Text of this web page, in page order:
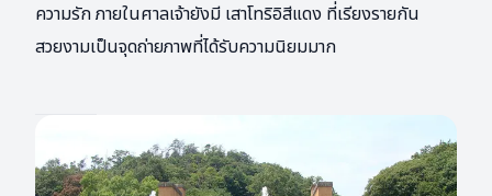
ความรัก ภายในศาลเจ้ายังมี เสาโทริอิสีแดง ที่เรียงรายกัน
สวยงามเป็นจุดถ่ายภาพที่ได้รับความนิยมมาก